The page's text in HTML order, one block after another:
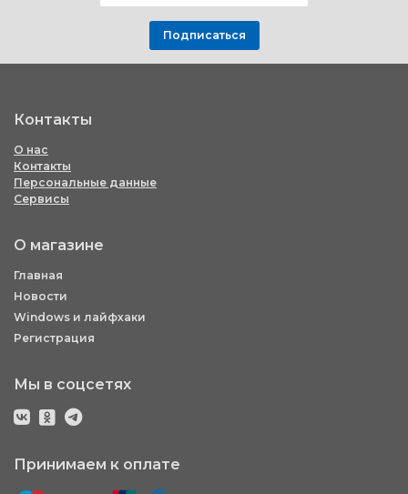
Подписаться
Контакты
О нас
Контакты
Персональные данные
Сервисы
О магазине
Главная
Новости
Windows и лайфхаки
Регистрация
Мы в соцсетях
Принимаем к оплате